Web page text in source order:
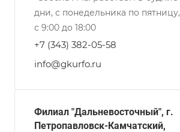
дни, с понедельника по пятницу,
с 9:00 до 18:00
+7 (343) 382-05-58
info@gkurfo.ru
Филиал "Дальневосточный", г.
Петропавловск-Камчатский,